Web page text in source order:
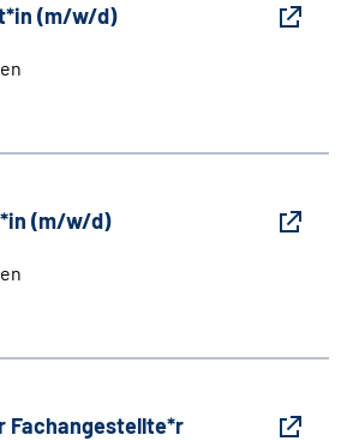
(m/w/d)
(m/w/d)
Fachangestellte*r